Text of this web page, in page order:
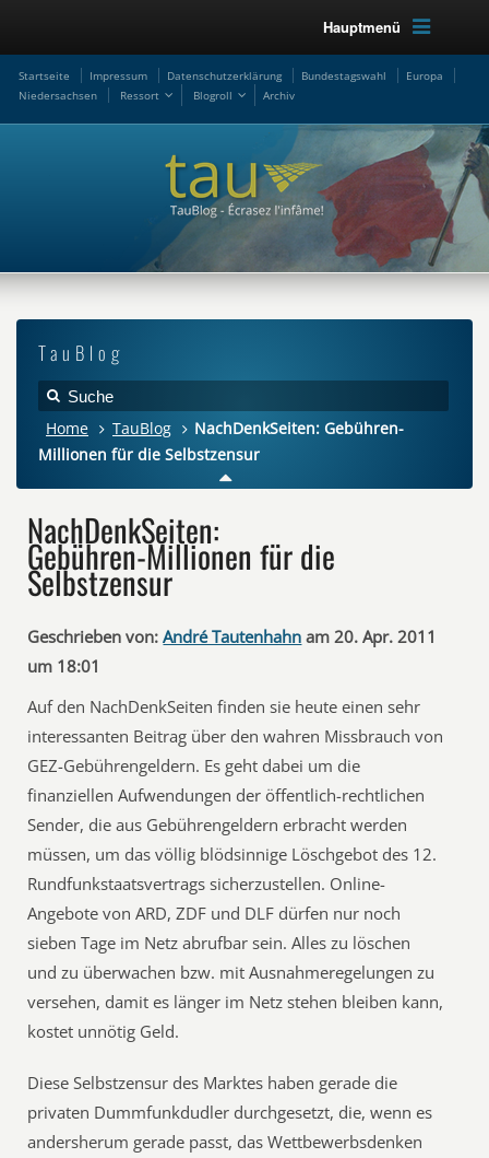
Hauptmenü
Startseite Impressum Datenschutzerklärung Bundestagswahl
Europa
Niedersachsen
Ressort Blogroll Archiv
TauBlog
Home TauBlog
NachDenkSeiten: Gebühren-
Millionen für die Selbstzensur
NachDenkSeiten:
Gebühren-Millionen für die
Selbstzensur
Geschrieben von: André Tautenhahn am 20. Apr. 2011
um 18:01
Auf den NachDenkSeiten finden sie heute einen sehr
interessanten Beitrag über den wahren Missbrauch von
GEZ-Gebührengeldern. Es geht dabei um die
finanziellen Aufwendungen der öffentlich-rechtlichen
Sender, die aus Gebührengeldern erbracht werden
müssen, um das völlig blödsinnige Löschgebot des 12.
Rundfunkstaatsvertrags sicherzustellen. Online-
Angebote von ARD, ZDF und DLF dürfen nur noch
sieben Tage im Netz abrufbar sein. Alles zu löschen
und zu überwachen bzw. mit Ausnahmeregelungen zu
versehen, damit es länger im Netz stehen bleiben kann,
kostet unnötig Geld.
Diese Selbstzensur des Marktes haben gerade die
privaten Dummfunkdudler durchgesetzt, die, wenn es
andersherum gerade passt, das Wettbewerbsdenken